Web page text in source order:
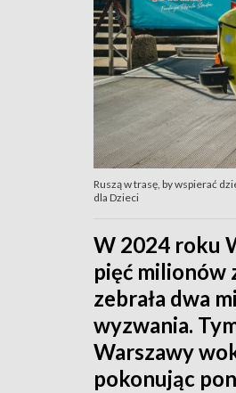
Ruszą w trasę, by wspierać
dla Dzieci
W 2024 roku
pięć milionów
zebrała dwa
wyzwania.
Warszawy
pokonując